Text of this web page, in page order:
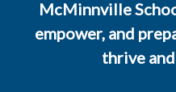
McMinnville
empower, and
thrive